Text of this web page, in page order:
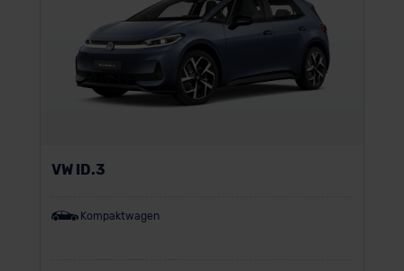
VW ID.3
Kompaktwagen